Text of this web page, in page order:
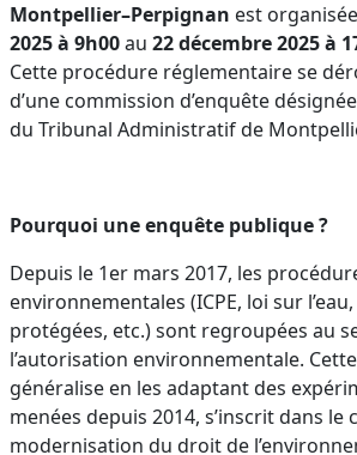
Montpellier–Perpignan est
2025 à 9h00au 22 décembre 2025 à
Cette procédure réglementaire se
d’une commission d’enquête
du Tribunal Administratif de
Pourquoi une enquête publique ?
Depuis le 1er mars 2017, les
environnementales (ICPE, loi sur
protégées, etc.) sont regroupées au
l’autorisation environnementale.
généralise en les adaptant des
menées depuis 2014, s’inscrit dans le
modernisation du droit de